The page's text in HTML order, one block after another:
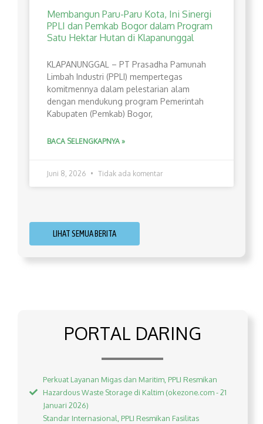
Membangun Paru-Paru Kota, Ini Sinergi
PPLI dan Pemkab Bogor dalam Program
Satu Hektar Hutan di Klapanunggal
​KLAPANUNGGAL – PT Prasadha Pamunah
Limbah Industri (PPLI) mempertegas
komitmennya dalam pelestarian alam
dengan mendukung program Pemerintah
Kabupaten (Pemkab) Bogor,
BACA SELENGKAPNYA »
Juni 8, 2026 Tidak ada komentar
LIHAT SEMUA BERITA
PORTAL DARING
Perkuat Layanan Migas dan Maritim, PPLI Resmikan
Hazardous Waste Storage di Kaltim (okezone.com - 21
Januari 2026)
Standar Internasional, PPLI Resmikan Fasilitas